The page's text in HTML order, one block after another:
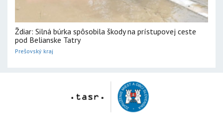
Ždiar: Silná búrka spôsobila škody na prístupovej ceste
pod Belianske Tatry
Prešovský kraj